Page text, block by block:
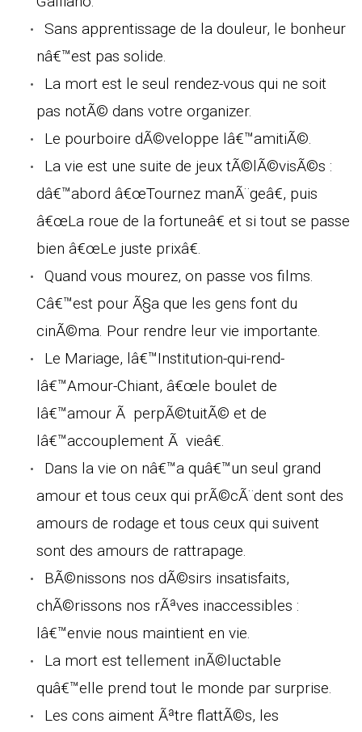
Sans apprentissage de la douleur, le bonheur
nâ€™est pas solide.
La mort est le seul rendez-vous qui ne soit
pas notÃ© dans votre organizer.
Le pourboire dÃ©veloppe lâ€™amitiÃ©.
La vie est une suite de jeux tÃ©lÃ©visÃ©s :
dâ€™abord â€œTournez manÃ¨geâ€, puis
â€œLa roue de la fortuneâ€ et si tout se passe
bien â€œLe juste prixâ€.
Quand vous mourez, on passe vos films.
Câ€™est pour Ã§a que les gens font du
cinÃ©ma. Pour rendre leur vie importante.
Le Mariage, lâ€™Institution-qui-rend-
lâ€™Amour-Chiant, â€œle boulet de
lâ€™amour Ã perpÃ©tuitÃ© et de
lâ€™accouplement Ã vieâ€.
Dans la vie on nâ€™a quâ€™un seul grand
amour et tous ceux qui prÃ©cÃ¨dent sont des
amours de rodage et tous ceux qui suivent
sont des amours de rattrapage.
BÃ©nissons nos dÃ©sirs insatisfaits,
chÃ©rissons nos rÃªves inaccessibles :
lâ€™envie nous maintient en vie.
La mort est tellement inÃ©luctable
quâ€™elle prend tout le monde par surprise.
Les cons aiment Ãªtre flattÃ©s, les